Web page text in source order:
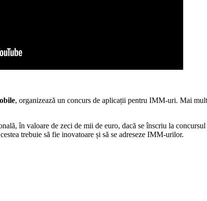
, organizează un concurs de aplicații pentru IMM-uri. Mai
în valoare de zeci de mii de euro, dacă se înscriu la concursul
trebuie să fie inovatoare și să se adreseze IMM-urilor.